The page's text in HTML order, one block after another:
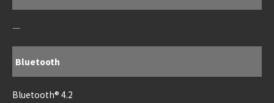
―
Bluetooth
Bluetooth® 4.2